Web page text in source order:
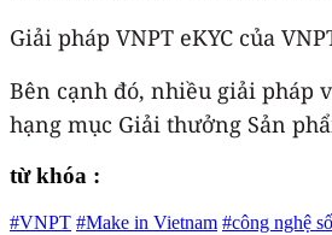
Giải pháp VNPT eKYC của
Bên cạnh đó, nhiều giải pháp
hạng mục Giải thưởng Sản
từ khóa :
#VNPT #Make in Vietnam #công nghệ số